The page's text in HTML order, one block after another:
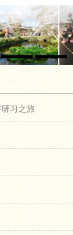
习之旅